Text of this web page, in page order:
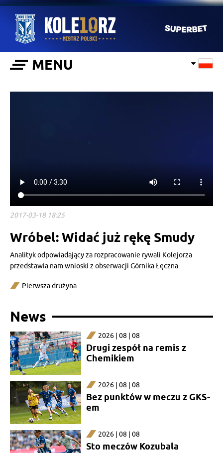
MENU
2017-03-18 18:25
Wróbel: Widać już rękę Smudy
Analityk odpowiadający za rozpracowanie rywali Kolejorza
przedstawia nam wnioski z obserwacji Górnika Łęczna.
Pierwsza drużyna
News
2026 | 08 | 08
Drugi zespół na remis z
Chemikiem
2026 | 08 | 08
Bez punktów w meczu z GKS-
em
2026 | 08 | 08
Sto meczów Kozubala